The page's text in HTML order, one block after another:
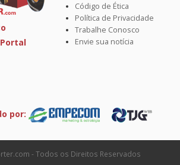
Código de Ética
Política de Privacidade
Trabalhe Conosco
Envie sua notícia
por:
- Todos os Direitos Reservados